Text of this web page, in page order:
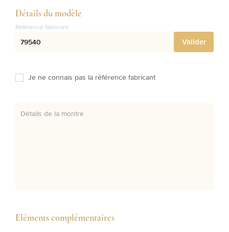
Détails du modèle
Référence fabricant
Valider
Je ne connais pas la référence fabricant
Détails de la montre
Eléments complémentaires